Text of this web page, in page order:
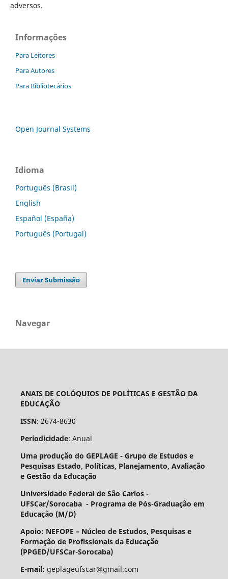
adversos.
Informações
Para Leitores
Para Autores
Para Bibliotecários
Open Journal Systems
Idioma
Português (Brasil)
English
Español (España)
Português (Portugal)
Enviar Submissão
Navegar
ANAIS DE COLÓQUIOS DE POLÍTICAS E GESTÃO DA
EDUCAÇÃO
ISSN: 2674-8630
Periodicidade: Anual
Uma produção do GEPLAGE - Grupo de Estudos e
Pesquisas Estado, Políticas, Planejamento, Avaliação
e Gestão da Educação
Universidade Federal de São Carlos -
UFSCar/Sorocaba - Programa de Pós-Graduação em
Educação (M/D)
Apoio: NEFOPE – Núcleo de Estudos, Pesquisas e
Formação de Profissionais da Educação
(PPGED/UFSCar-Sorocaba)
E-mail: geplageufscar@gmail.com